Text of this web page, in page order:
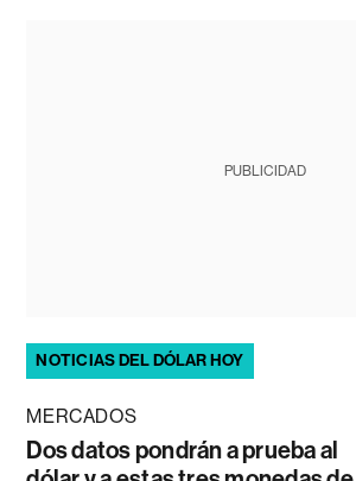
PUBLICIDAD
NOTICIAS DEL DÓLAR HOY
MERCADOS
Dos datos pondrán a prueba al